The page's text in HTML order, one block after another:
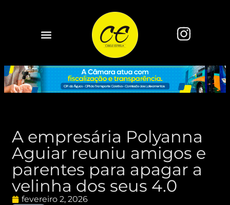
A empresária Polyanna
Aguiar reuniu amigos e
parentes para apagar a
velinha dos seus 4.0
fevereiro 2, 2026